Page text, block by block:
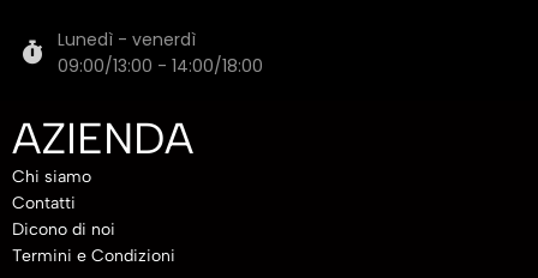
Lunedì - venerdì
09:00/13:00 - 14:00/18:00
AZIENDA
Chi siamo
Contatti
Dicono di noi
Termini e Condizioni